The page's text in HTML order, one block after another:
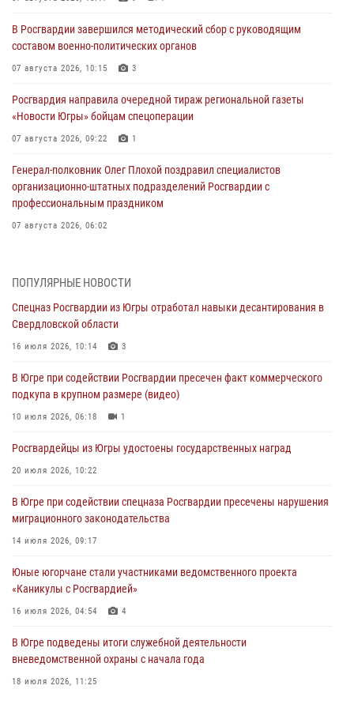
В Росгвардии завершился методический сбор с руководящим
составом военно-политических органов
07 августа 2026, 10:15 3
Росгвардия направила очередной тираж региональной газеты
«Новости Югры» бойцам спецоперации
07 августа 2026, 09:22 1
Генерал-полковник Олег Плохой поздравил специалистов
организационно-штатных подразделений Росгвардии с
профессиональным праздником
07 августа 2026, 06:02
Военнослужащие Росгвардии сбили дрон-разведчик ВСУ на южном
направлении
Офицеры Росгвардии и ветераны войск правопорядка почтили
память генерала армии Ивана Кирилловича Яковлева
В Югре при силовой поддержке ОМОН Росгвардии задержаны
06 августа 2026, 09:07 2 1
Урайский отдел вневедомственной охраны Росгвардии отмечает
05 августа 2026, 12:01 3
ПОПУЛЯРНЫЕ НОВОСТИ
Спецназ Росгвардии из Югры отработал навыки десантирования в
Свердловской области
16 июля 2026, 10:14 3
В Югре при содействии Росгвардии пресечен факт коммерческого
подкупа в крупном размере (видео)
10 июля 2026, 06:18 1
Росгвардейцы из Югры удостоены государственных наград
20 июля 2026, 10:22
В Югре при содействии спецназа Росгвардии пресечены нарушения
миграционного законодательства
14 июля 2026, 09:17
Юные югорчане стали участниками ведомственного проекта
«Каникулы с Росгвардией»
16 июля 2026, 04:54 4
В Югре подведены итоги служебной деятельности
вневедомственной охраны с начала года
18 июля 2026, 11:25